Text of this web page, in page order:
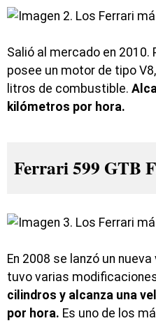
Salió al mercado en 2010.
posee un motor de tipo
litros de combustible.
kilómetros por hora.
Ferrari 599 GTB
En 2008 se lanzó un
tuvo varias
cilindros y alcanza una
por hora. Es uno de los